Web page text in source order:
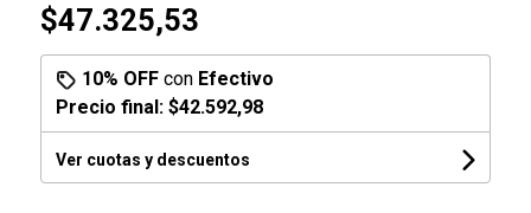
$47.325,53
10% OFFcon Efectivo
Precio final: $42.592,98
Ver cuotas y descuentos